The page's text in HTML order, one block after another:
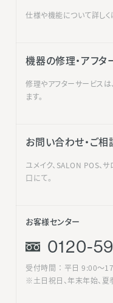
仕様や機能について詳しく
機器の修理・アフタ
修理やアフターサービスは
ます。
お問い合わせ・ご
ユメイク、SALON POS、
口にて。
お客様センター
0120-
受付時間 ： 平日 9:00〜
※土日祝日、年末年始、夏